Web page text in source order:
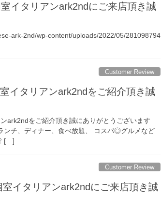
イタリアンark2ndにご来店頂き誠
ark-2nd/wp-content/uploads/2022/05/281098794
Customer Review
イタリアンark2ndをご紹介頂き誠
をご紹介頂き誠にありがとうございます
ンチ、ディナー、食べ放題、 コスパ◎グルメなど
[…]
Customer Review
イタリアンark2ndにご来店頂き誠